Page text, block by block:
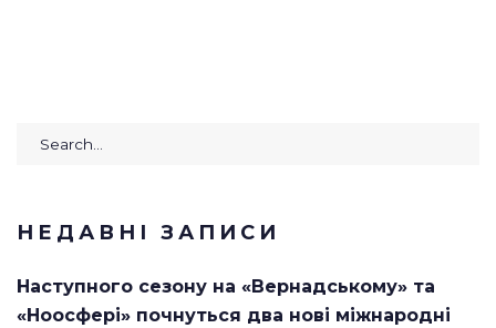
Search
НЕДАВНІ ЗАПИСИ
Наступного сезону на «Вернадському» та
«Ноосфері» почнуться два нові міжнародні